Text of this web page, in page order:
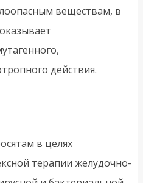
веществам, в
действия.
в целях
терапии желудочно-